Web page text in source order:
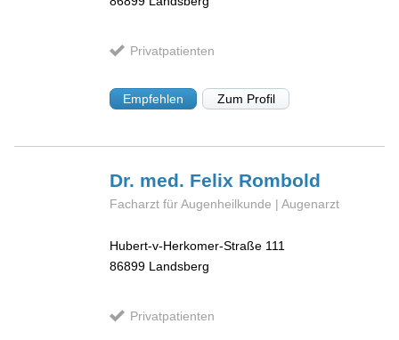
Privatpatienten
Empfehlen Zum Profil
Dr. med. Felix Rombold
Facharzt für Augenheilkunde | Augenarzt
Hubert-v-Herkomer-Straße 111
86899 Landsberg
Privatpatienten